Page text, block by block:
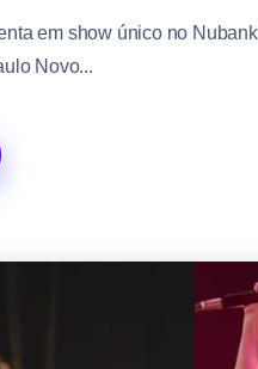
em show único no
Novo...